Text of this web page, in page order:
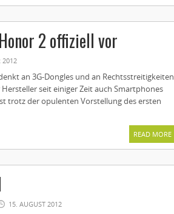
2 offiziell vor
2012
an 3G-Dongles und an Rechtsstreitigkeiten
Hersteller seit einiger Zeit auch Smartphones
trotz der opulenten Vorstellung des ersten
READ MORE
15. AUGUST 2012